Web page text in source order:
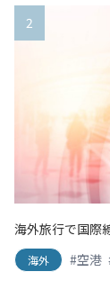
2
海外旅行で国際
海外 #空港